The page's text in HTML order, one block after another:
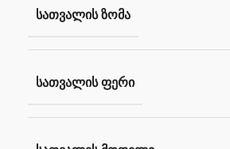
ᲡᲐᲗᲕᲐᲚᲘᲡ ᲖᲝᲛᲐ
ᲡᲐᲗᲕᲐᲚᲘᲡ ᲤᲔᲠᲘ